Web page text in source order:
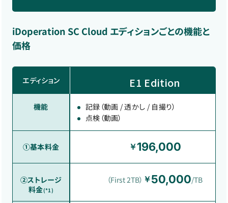
iDoperation SC Cloud エディションごとの機能と
価格
エディション E1 Edition
機能
記録（動画 / 透かし / 自撮り）
点検（動画）
①基本料金 ￥196,000
②ストレージ
料金(*1)
（First 2TB） ￥50,000/TB